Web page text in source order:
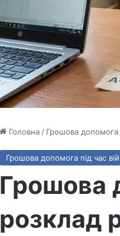
Головна / Грошова допомога
Грошова допомога під час
Грошова
розклад